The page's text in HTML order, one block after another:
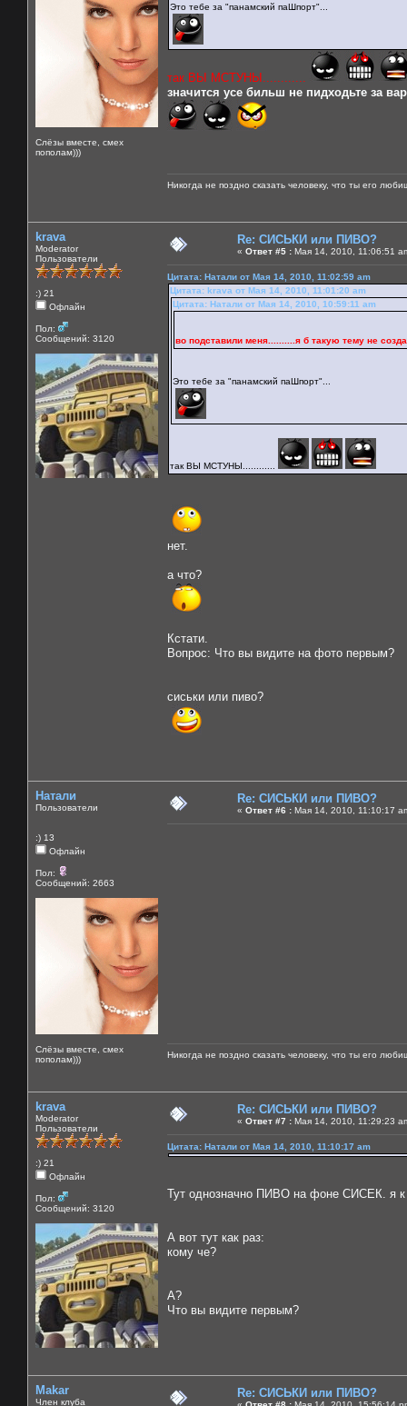
Слёзы вместе, смех
пополам)))
Это тебе за "панамский паШпорт"...
так ВЫ МСТУНЫ............
значится усе бильш не пидходьте за
Никогда не поздно сказать человеку, что ты его
krava
Moderator
Пользователи
:) 21
Офлайн
Пол:
Сообщений: 3120
Re: СИСЬКИ или ПИВО?
« Ответ #5 : Мая 14, 2010, 11:06:51
Цитата: Натали от Мая 14, 2010, 11:02:59 am
Цитата: krava от Мая 14, 2010, 11:01:20 am
Цитата: Натали от Мая 14, 2010, 10:59:11 am
во подставили меня..........я б такую тему не
Это тебе за "панамский паШпорт"...
так ВЫ МСТУНЫ............
нет.
а что?
Кстати.
Вопрос: Что вы видите на фото первым?
сиськи или пиво?
Натали
Пользователи
:) 13
Офлайн
Пол:
Сообщений: 2663
Слёзы вместе, смех
пополам)))
Re: СИСЬКИ или ПИВО?
« Ответ #6 : Мая 14, 2010, 11:10:17
Никогда не поздно сказать человеку, что ты его
krava
Moderator
Пользователи
:) 21
Офлайн
Пол:
Сообщений: 3120
Re: СИСЬКИ или ПИВО?
« Ответ #7 : Мая 14, 2010, 11:29:23
Цитата: Натали от Мая 14, 2010, 11:10:17 am
Тут однозначно ПИВО на фоне СИСЕК. я к
А вот тут как раз:
кому че?
А?
Что вы видите первым?
Makar
Член клуба
Re: СИСЬКИ или ПИВО?